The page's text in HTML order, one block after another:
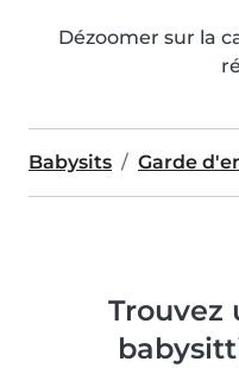
Dézoomer sur la
Babysits Garde
Trouvez